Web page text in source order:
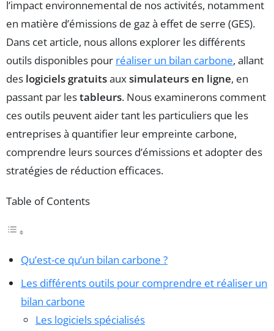
l’impact environnemental de nos activités, notamment
en matière d’émissions de gaz à effet de serre (GES).
Dans cet article, nous allons explorer les différents
outils disponibles pour réaliser un bilan carbone, allant
des logiciels gratuitsauxsimulateurs en ligne, en
passant par lestableurs. Nous examinerons comment
ces outils peuvent aider tant les particuliers que les
entreprises à quantifier leur empreinte carbone,
comprendre leurs sources d’émissions et adopter des
stratégies de réduction efficaces.
Table of Contents
Qu’est-ce qu’un bilan carbone ?
Les différents outils pour comprendre et réaliser un
bilan carbone
Les logiciels spécialisés